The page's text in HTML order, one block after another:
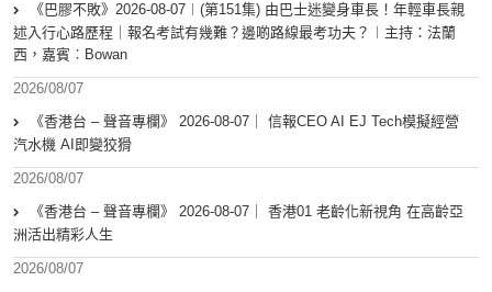
《巴膠不敗》2026-08-07︱(第151集) 由巴士迷變身車長！年輕車長親
述入行心路歷程｜報名考試有幾難？邊啲路線最考功夫？︱主持：法蘭
西，嘉賓︰Bowan
2026/08/07
《香港台 – 聲音專欄》 2026-08-07｜ 信報CEO AI EJ Tech模擬經營
汽水機 AI即變狡猾
2026/08/07
《香港台 – 聲音專欄》 2026-08-07｜ 香港01 老齡化新視角 在高齡亞
洲活出精彩人生
2026/08/07